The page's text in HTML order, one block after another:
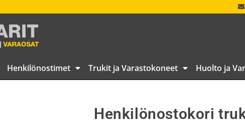
Henkilönostimet Trukit ja Varastokoneet Huolto ja
Henkilönostokori